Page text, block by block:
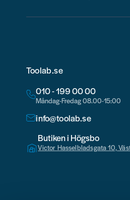
Toolab.se
010 - 199 00 00
Måndag-Fredag 08.00-15:00
info@toolab.se
Butiken i Högsbo
Victor Hasselbladsgata 10,